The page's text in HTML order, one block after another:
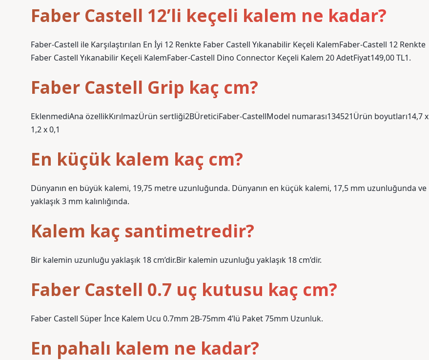
Faber Castell 12’li keçeli kalem ne kadar?
Faber-Castell ile Karşılaştırılan En İyi 12 Renkte Faber Castell Yıkanabilir Keçeli KalemFaber-Castell 12 Renkte
Faber Castell Yıkanabilir Keçeli KalemFaber-Castell Dino Connector Keçeli Kalem 20 AdetFiyat149,00 TL1.
Faber Castell Grip kaç cm?
EklenmediAna özellikKırılmazÜrün sertliği2BÜreticiFaber-CastellModel numarası134521Ürün boyutları14,7 x
1,2 x 0,1
En küçük kalem kaç cm?
Dünyanın en büyük kalemi, 19,75 metre uzunluğunda. Dünyanın en küçük kalemi, 17,5 mm uzunluğunda ve
yaklaşık 3 mm kalınlığında.
Kalem kaç santimetredir?
Bir kalemin uzunluğu yaklaşık 18 cm’dir.Bir kalemin uzunluğu yaklaşık 18 cm’dir.
Faber Castell 0.7 uç kutusu kaç cm?
Faber Castell Süper İnce Kalem Ucu 0.7mm 2B-75mm 4’lü Paket 75mm Uzunluk.
En pahalı kalem ne kadar?